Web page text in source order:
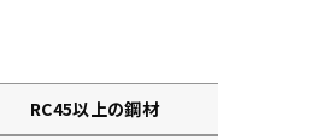
RC45以上の鋼材